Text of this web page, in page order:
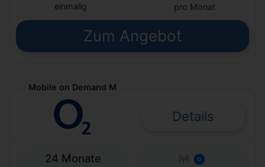
einmalig pro Monat
Zum Angebot
Mobile on Demand M
Details
24 Monate